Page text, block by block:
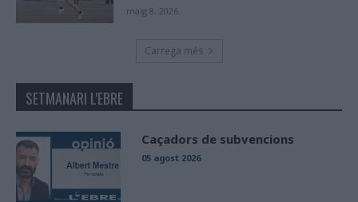
maig 8, 2026
Carrega més
SETMANARI L'EBRE
Caçadors de subvencions
05 agost 2026